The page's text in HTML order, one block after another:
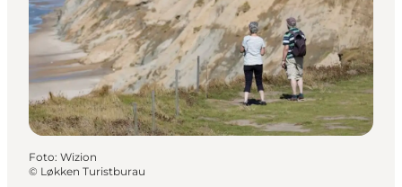
Unterkunft
Mach deine Urlaubsplanung
Foto: Wizion
© Løkken Turistburau